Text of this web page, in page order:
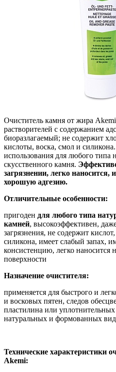
Очиститель камня от жира
растворителей с содержанием
биоразлагаемый; не содержит
кислоты, воска, смол и
использования для любого типа
скусственного камня.
загрязнении, легко наносится,
хорошую адгезию.
Отличительные особенности:
пригоден для любого типа
камней, высокоэффективен,
загрязнения, не содержит
силикона, имеет слабый запах,
консистенцию, легко наносится
поверхности
Назначение очистителя:
применяется для быстрого и
и восковых пятен, следов
пластилина или
натуральных и формованных
Технические характеристики
Akemi: